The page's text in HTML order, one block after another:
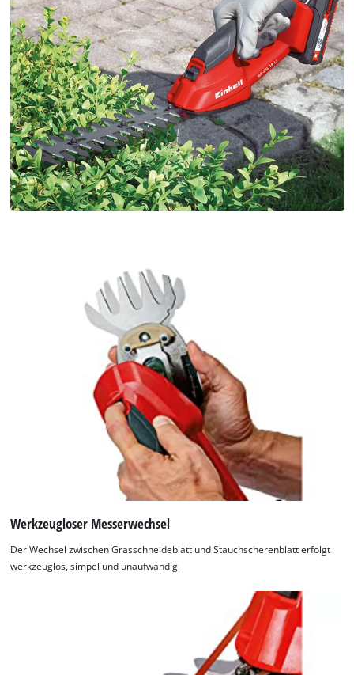
The
website
owner
needs
to
setup
the
site
with
their
CMP
to
add
Werkzeugloser Messerwechsel
Der Wechsel zwischen Grasschneideblatt und Stauchscherenblatt erfolgt
werkzeuglos, simpel und unaufwändig.